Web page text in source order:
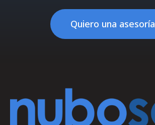
Quiero una asesoría